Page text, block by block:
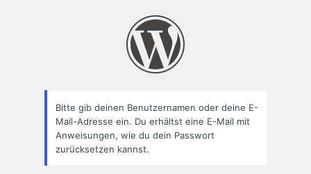
Bitte gib deinen Benutzernamen oder deine E-
Mail-Adresse ein. Du erhältst eine E-Mail mit
Anweisungen, wie du dein Passwort
zurücksetzen kannst.